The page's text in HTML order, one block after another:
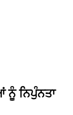
ਨਿਪੁੰਨਤਾ